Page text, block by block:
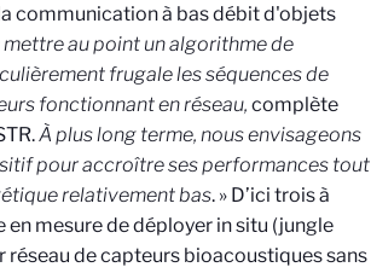
communication à bas débit d'objets
au point un algorithme de
frugale les séquences de
fonctionnant en réseau, complète
À plus long terme, nous envisageons
pour accroître ses performances tout
relativement bas. » D’ici trois à
mesure de déployer in situ (jungle
de capteurs bioacoustiques sans